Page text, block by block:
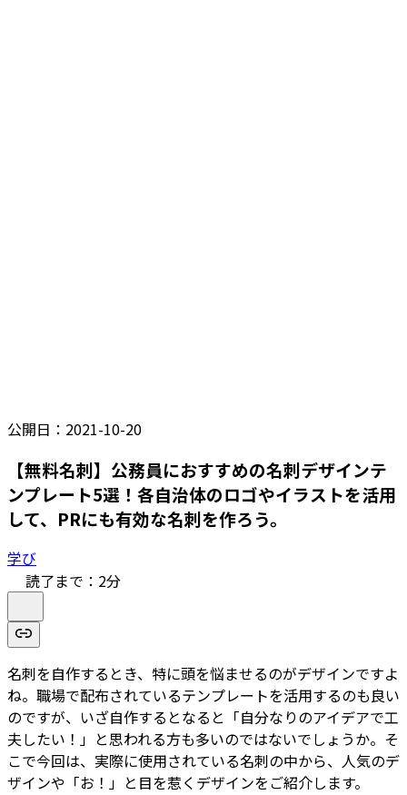
公開日： 2021-10-20
【無料名刺】公務員におすすめの名刺デザインテ
ンプレート5選！各自治体のロゴやイラストを活用
して、PRにも有効な名刺を作ろう。
学び
読了まで： 2分
名刺を自作するとき、特に頭を悩ませるのがデザインですよ
ね。職場で配布されているテンプレートを活用するのも良い
のですが、いざ自作するとなると「自分なりのアイデアで工
夫したい！」と思われる方も多いのではないでしょうか。そ
こで今回は、実際に使用されている名刺の中から、人気のデ
ザインや「お！」と目を惹くデザインをご紹介します。